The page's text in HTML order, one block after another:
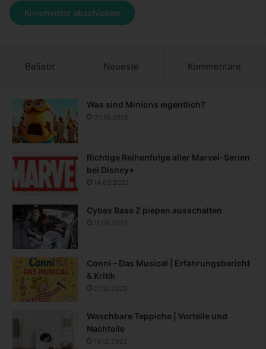
Beliebt Neueste Kommentare
Was sind Minions eigentlich?
20.10.2020
Richtige Reihenfolge aller Marvel-Serien
bei Disney+
14.03.2022
Cybex Base Z piepen ausschalten
11.08.2021
Conni – Das Musical | Erfahrungsbericht
& Kritik
01.10.2025
Waschbare Teppiche | Vorteile und
Nachteile
19.12.2022